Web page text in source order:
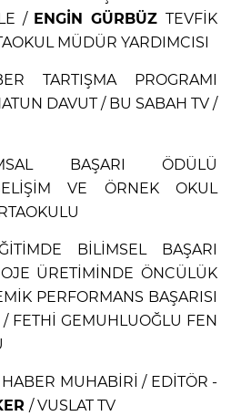
/ ENGİN GÜRBÜZTEVFİK
MÜDÜR YARDIMCISI
TARTIŞMA PROGRAMI
DAVUT / BU SABAH TV /
BAŞARI ÖDÜLÜ
VE ÖRNEK OKUL
BİLİMSEL BAŞARI
ÜRETİMİNDE ÖNCÜLÜK
PERFORMANS BAŞARISI
/ FETHİ GEMUHLUOĞLU FEN
MUHABİRİ / EDİTÖR -
/ VUSLAT TV